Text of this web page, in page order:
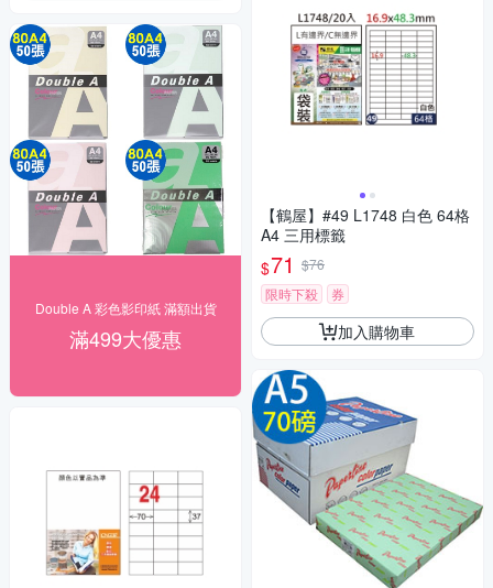
Double A 彩色影印紙 滿額出貨
滿499大優惠
【鶴屋】#49 L1748 白色 64格
A4 三用標籤
$71 $76
限時下殺
券
加入購物車